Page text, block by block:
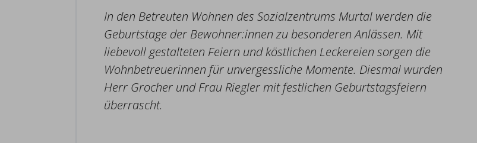
In den Betreuten Wohnen des Sozialzentrums Murtal werden die
Geburtstage der Bewohner:innen zu besonderen Anlässen. Mit
liebevoll gestalteten Feiern und köstlichen Leckereien sorgen die
Wohnbetreuerinnen für unvergessliche Momente. Diesmal wurden
Herr Grocher und Frau Riegler mit festlichen Geburtstagsfeiern
überrascht.